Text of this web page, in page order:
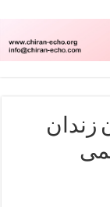
زندان